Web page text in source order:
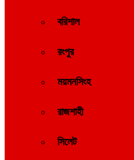
বরিশাল
রংপুর
ময়মনসিংহ
রাজশাহী
সিলেট